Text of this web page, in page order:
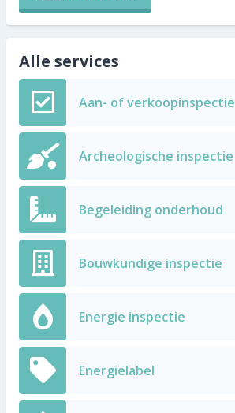
Alle services
Aan- of verkoopinspectie
Archeologische inspectie
Begeleiding onderhoud
Bouwkundige inspectie
Energie inspectie
Energielabel